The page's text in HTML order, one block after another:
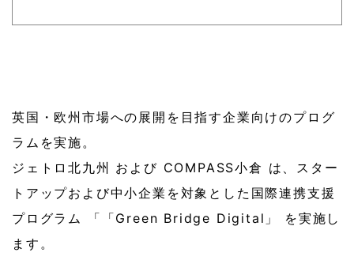
英国・欧州市場への展開を目指す企業向けのプログ
ラムを実施。
ジェトロ北九州 および COMPASS小倉 は、スター
トアップおよび中小企業を対象とした国際連携支援
プログラム 「「Green Bridge Digital」 を実施し
ます。